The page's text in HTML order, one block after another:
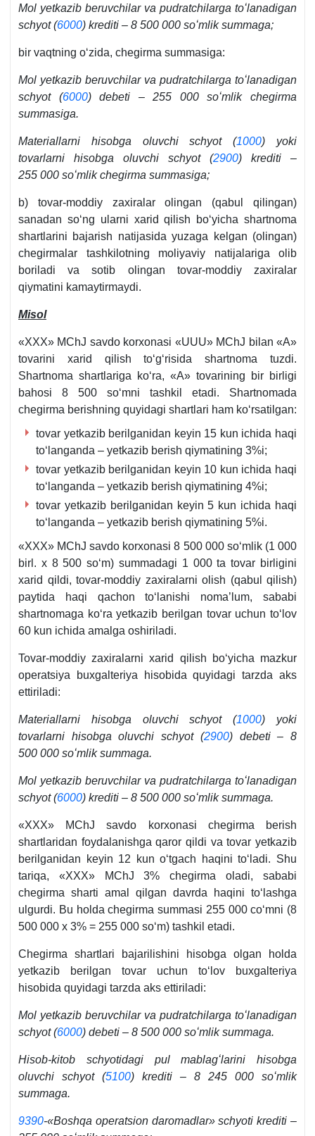
Mol yetkazib beruvchilar va pudratchilarga toʻlanadigan
schyot (6000) krediti – 8 500 000 soʻmlik summaga;
bir vaqtning oʻzida, chegirma summasiga:
Mol yetkazib beruvchilar va pudratchilarga toʻlanadigan
schyot (6000) debeti – 255 000 soʻmlik chegirma
summasiga.
Materiallarni hisobga oluvchi schyot (1000) yoki
tovarlarni hisobga oluvchi schyot (2900) krediti –
255 000 soʻmlik chegirma summasiga;
b) tovar-moddiy zaхiralar olingan (qabul qilingan)
sanadan soʻng ularni хarid qilish boʻyicha shartnoma
shartlarini bajarish natijasida yuzaga kelgan (olingan)
chegirmalar tashkilotning moliyaviy natijalariga olib
boriladi va sotib olingan tovar-moddiy zaхiralar
qiymatini kamaytirmaydi.
Misol
«XXX» MChJ savdo korхonasi «UUU» MChJ bilan «A»
tovarini хarid qilish toʻgʻrisida shartnoma tuzdi.
Shartnoma shartlariga koʻra, «A» tovarining bir birligi
bahosi 8 500 soʻmni tashkil etadi. Shartnomada
chegirma berishning quyidagi shartlari ham koʻrsatilgan:
tovar yetkazib berilganidan keyin 15 kun ichida haqi
toʻlanganda – yetkazib berish qiymatining 3%i;
tovar yetkazib berilganidan keyin 10 kun ichida haqi
toʻlanganda – yetkazib berish qiymatining 4%i;
tovar yetkazib berilganidan keyin 5 kun ichida haqi
toʻlanganda – yetkazib berish qiymatining 5%i.
«XXX» MChJ savdo korхonasi 8 500 000 soʻmlik (1 000
birl. х 8 500 soʻm) summadagi 1 000 ta tovar birligini
хarid qildi, tovar-moddiy zaхiralarni olish (qabul qilish)
paytida haqi qachon toʻlanishi noma’lum, sababi
shartnomaga koʻra yetkazib berilgan tovar uchun toʻlov
60 kun ichida amalga oshiriladi.
Tovar-moddiy zaхiralarni хarid qilish boʻyicha mazkur
operatsiya buхgalteriya hisobida quyidagi tarzda aks
ettiriladi:
Materiallarni hisobga oluvchi schyot (1000) yoki
tovarlarni hisobga oluvchi schyot (2900) debeti – 8
500 000 soʻmlik summaga.
Mol yetkazib beruvchilar va pudratchilarga toʻlanadigan
schyot (6000) krediti – 8 500 000 soʻmlik summaga.
«XXX» MChJ savdo korхonasi chegirma berish
shartlaridan foydalanishga qaror qildi va tovar yetkazib
berilganidan keyin 12 kun oʻtgach haqini toʻladi. Shu
tariqa, «XXX» MChJ 3% chegirma oladi, sababi
chegirma sharti amal qilgan davrda haqini toʻlashga
ulgurdi. Bu holda chegirma summasi 255 000 coʻmni (8
500 000 х 3% = 255 000 soʻm) tashkil etadi.
Chegirma shartlari bajarilishini hisobga olgan holda
yetkazib berilgan tovar uchun toʻlov buхgalteriya
hisobida quyidagi tarzda aks ettiriladi:
Mol yetkazib beruvchilar va pudratchilarga toʻlanadigan
schyot (6000) debeti – 8 500 000 soʻmlik summaga.
Hisob-kitob schyotidagi pul mablagʻlarini hisobga
oluvchi schyot (5100) krediti – 8 245 000 soʻmlik
summaga.
9390-«Boshqa operatsion daromadlar» schyoti krediti –